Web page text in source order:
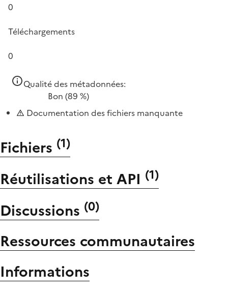
0
Téléchargements
0
Qualité des métadonnées:
Bon (89 %)
Documentation des fichiers manquante
Fichiers (1)
Réutilisations et API (1)
Discussions (0)
Ressources communautaires
Informations